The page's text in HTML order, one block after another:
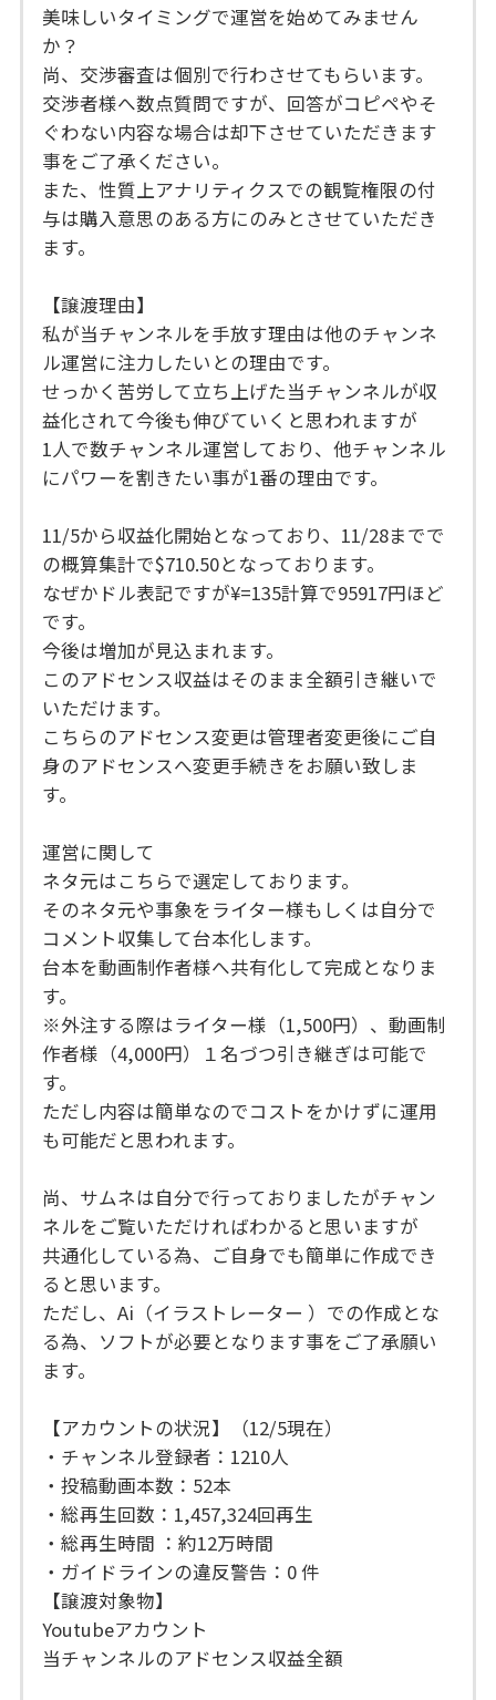
美味しいタイミングで運営を始めてみません
か？
尚、交渉審査は個別で行わさせてもらいます。
交渉者様へ数点質問ですが、回答がコピペやそ
ぐわない内容な場合は却下させていただきます
事をご了承ください。
また、性質上アナリティクスでの観覧権限の付
与は購入意思のある方にのみとさせていただき
ます。
【譲渡理由】
私が当チャンネルを手放す理由は他のチャンネ
ル運営に注力したいとの理由です。
せっかく苦労して立ち上げた当チャンネルが収
益化されて今後も伸びていくと思われますが
1人で数チャンネル運営しており、他チャンネル
にパワーを割きたい事が1番の理由です。
11/5から収益化開始となっており、11/28までで
の概算集計で$710.50となっております。
なぜかドル表記ですが¥=135計算で95917円ほど
です。
今後は増加が見込まれます。
このアドセンス収益はそのまま全額引き継いで
いただけます。
こちらのアドセンス変更は管理者変更後にご自
身のアドセンスへ変更手続きをお願い致しま
す。
運営に関して
ネタ元はこちらで選定しております。
そのネタ元や事象をライター様もしくは自分で
コメント収集して台本化します。
台本を動画制作者様へ共有化して完成となりま
す。
※外注する際はライター様（1,500円）、動画制
作者様（4,000円）１名づつ引き継ぎは可能で
す。
ただし内容は簡単なのでコストをかけずに運用
も可能だと思われます。
尚、サムネは自分で行っておりましたがチャン
ネルをご覧いただければわかると思いますが
共通化している為、ご自身でも簡単に作成でき
ると思います。
ただし、Ai（イラストレーター ）での作成とな
る為、ソフトが必要となります事をご了承願い
ます。
【アカウントの状況】（12/5現在）
・チャンネル登録者：1210人
・投稿動画本数：52本
・総再生回数：1,457,324回再生
・総再生時間 ：約12万時間
・ガイドラインの違反警告：0 件
【譲渡対象物】
Youtubeアカウント
当チャンネルのアドセンス収益全額